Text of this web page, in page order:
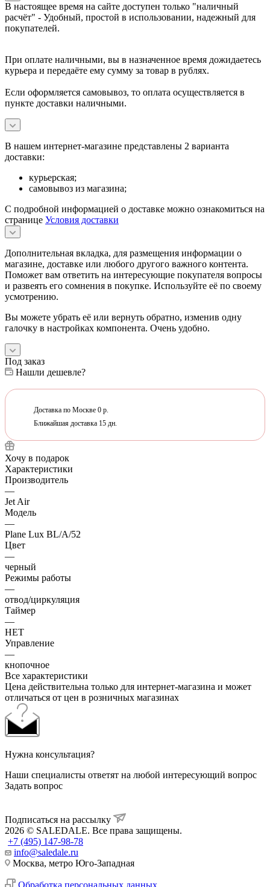
В настоящее время на сайте доступен только "наличный
расчёт" - Удобный, простой в использовании, надежный для
покупателей.
При оплате наличными, вы в назначенное время дожидаетесь
курьера и передаёте ему сумму за товар в рублях.
Если оформляется самовывоз, то оплата осуществляется в
пункте доставки наличными.
В нашем интернет-магазине представлены 2 варианта
доставки:
курьерская;
самовывоз из магазина;
С подробной информацией о доставке можно ознакомиться на
странице Условия доставки
Дополнительная вкладка, для размещения информации о
магазине, доставке или любого другого важного контента.
Поможет вам ответить на интересующие покупателя вопросы
и развеять его сомнения в покупке. Используйте её по своему
усмотрению.
Вы можете убрать её или вернуть обратно, изменив одну
галочку в настройках компонента. Очень удобно.
Под заказ
Нашли дешевле?
Доставка по Москве 0 р.
Ближайшая доставка 15 дн.
Хочу в подарок
Характеристики
Производитель
—
Jet Air
Модель
—
Plane Lux BL/A/52
Цвет
—
черный
Режимы работы
—
отвод/циркуляция
Таймер
—
НЕТ
Управление
—
кнопочное
Все характеристики
Цена действительна только для интернет-магазина и может
отличаться от цен в розничных магазинах
Нужна консультация?
Наши специалисты ответят на любой интересующий вопрос
Задать вопрос
Подписаться на рассылку
2026 © SALEDALE. Все права защищены.
+7 (495) 147-98-78
info@saledale.ru
Москва, метро Юго-Западная
Обработка персональных данных